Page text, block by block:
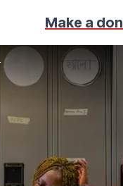
Make a